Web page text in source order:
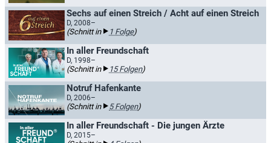
Sechs auf einen Streich / Acht auf einen Streich
D, 2008–
(Schnitt in 1 Folge)
In aller Freundschaft
D, 1998–
(Schnitt in 15 Folgen)
Notruf Hafenkante
D, 2006–
(Schnitt in 5 Folgen)
In aller Freundschaft - Die jungen Ärzte
D, 2015–